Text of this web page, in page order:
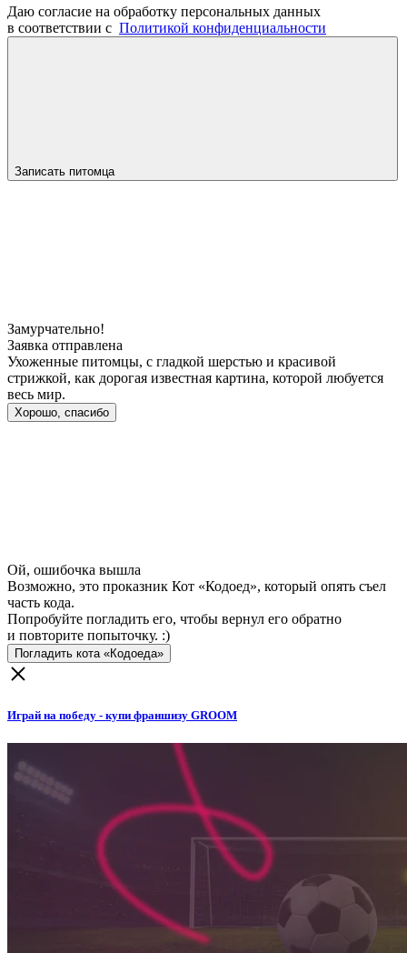
Даю согласие на обработку персональных данных
в соответствии с Политикой конфиденциальности
Записать питомца
Замурчательно!
Заявка отправлена
Ухоженные питомцы, с гладкой шерстью и красивой
стрижкой, как дорогая известная картина, которой любуется
весь мир.
Хорошо, спасибо
Ой, ошибочка вышла
Возможно, это проказник Кот «Кодоед», который опять съел
часть кода.
Попробуйте погладить его, чтобы вернул его обратно
и повторите попыточку. :)
Погладить кота «Кодоеда»
Играй на победу - купи франшизу GROOM